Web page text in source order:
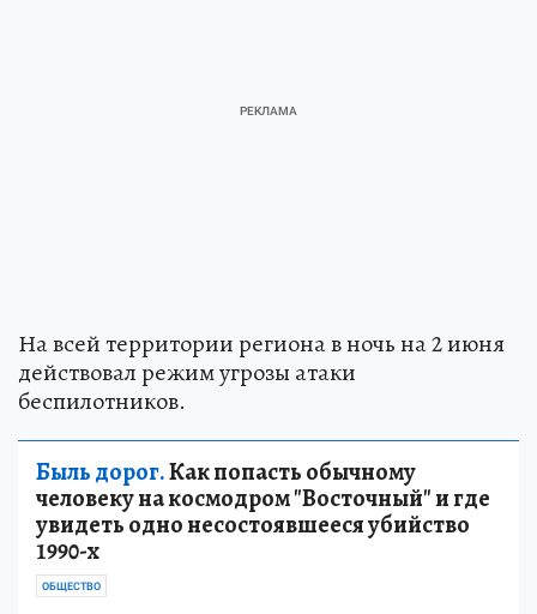
На всей территории региона в ночь на 2 июня
действовал режим угрозы атаки
беспилотников.
Быль дорог.Как попасть обычному
человеку на космодром "Восточный" и где
увидеть одно несостоявшееся убийство
1990-х
ОБЩЕСТВО